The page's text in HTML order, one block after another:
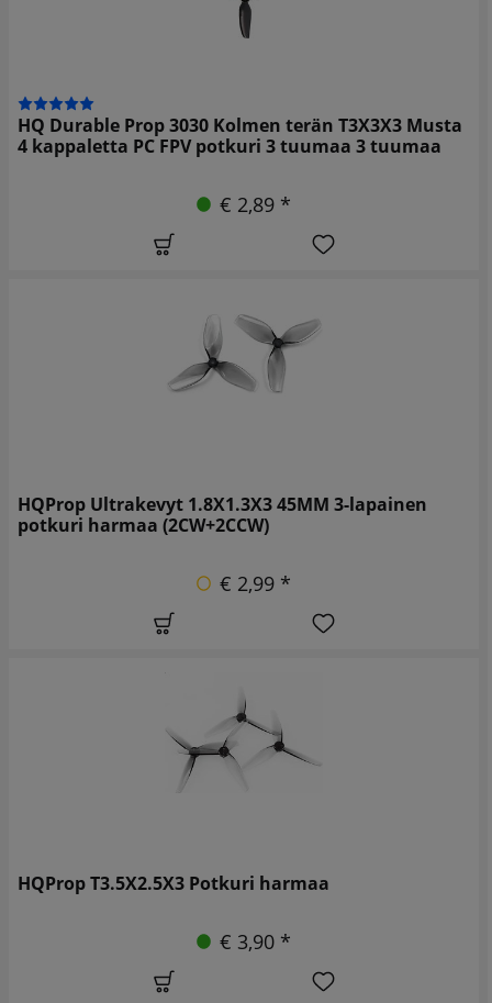
HQ Durable Prop 3030 Kolmen terän T3X3X3 Musta
4 kappaletta PC FPV potkuri 3 tuumaa 3 tuumaa
€ 2,89 *
HQProp Ultrakevyt 1.8X1.3X3 45MM 3-lapainen
potkuri harmaa (2CW+2CCW)
€ 2,99 *
HQProp T3.5X2.5X3 Potkuri harmaa
€ 3,90 *